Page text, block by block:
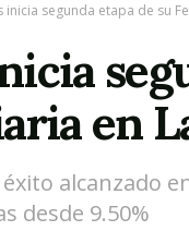
inicia segunda etapa de su
en
alcanzado
desde 9.50%